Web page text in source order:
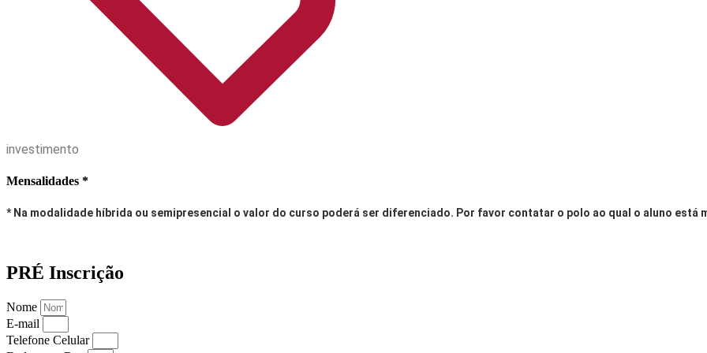
investimento
Mensalidades *
* Na modalidade híbrida ou semipresencial o valor do curso poderá ser diferenciado. Por favor contatar o polo ao qual o aluno está
PRÉ Inscrição
Nome
E-mail
Telefone Celular